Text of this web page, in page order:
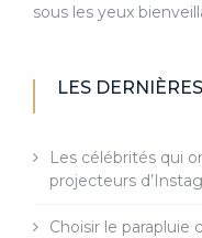
sous les yeux
LES
Les célébrités qui
projecteurs
Choisir le